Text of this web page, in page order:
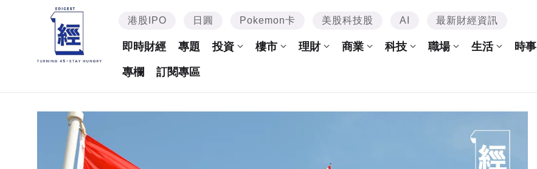
港股IPO 日圓 Pokemon卡 美股科技股 AI 最新財經資訊
即時財經 專題 投資 樓市 理財 商業 科技 職場 生活 時事
專欄 訂閱專區